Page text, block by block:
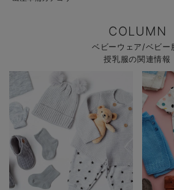
COLUMN
ベビーウェア/ベビー
授乳服の関連情報